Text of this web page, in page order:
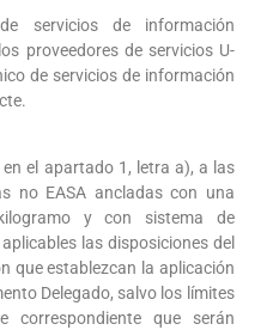
servicios de información
proveedores de servicios U-
de servicios de información
el apartado 1, letra a), a las
no EASA ancladas con una
y con sistema de
las disposiciones del
que establezcan la aplicación
Delegado, salvo los límites
correspondiente que serán